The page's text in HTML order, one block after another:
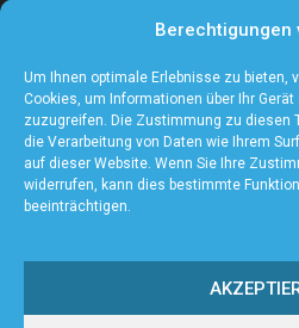
Berechtigungen
Um Ihnen optimale Erlebnisse zu bieten,
Cookies, um Informationen über Ihr
zuzugreifen. Die Zustimmung zu diesen
die Verarbeitung von Daten wie Ihrem
auf dieser Website. Wenn Sie Ihre
widerrufen, kann dies bestimmte
beeinträchtigen.
Warum lohnt es sich einen Magier
Die 5 angesagtesten Schmuck-